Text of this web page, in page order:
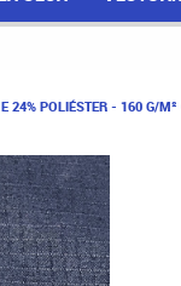
24% POLIÉSTER - 160 G/